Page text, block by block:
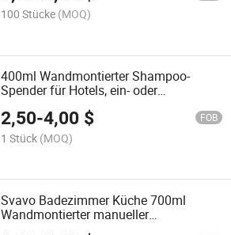
100 Stücke (MOQ)
400ml Wandmontierter Shampoo-
Spender für Hotels, ein- oder
2,50-4,00 $ FOB
1 Stück (MOQ)
Svavo Badezimmer Küche 700ml
Wandmontierter manueller
Nachfüllflüssigseifenspender